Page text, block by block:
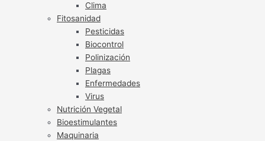
Clima
Fitosanidad
Pesticidas
Biocontrol
Polinización
Plagas
Enfermedades
Virus
Nutrición Vegetal
Bioestimulantes
Maquinaria